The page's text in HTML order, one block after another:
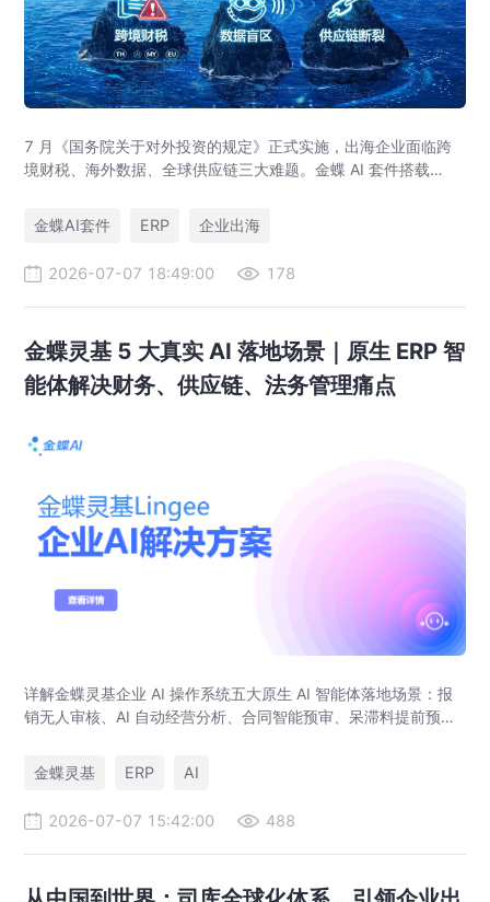
7 月《国务院关于对外投资的规定》正式实施，出海企业面临跨
境财税、海外数据、全球供应链三大难题。金蝶 AI 套件搭载
规、全球 ERP 可视、供应链智能风控，适配东南亚多国本地化经
营。
金蝶AI套件 ERP 企业出海
2026-07-07 18:49:00 178
金蝶灵基 5 大真实 AI 落地场景｜原生 ERP 智
能体解决财务、供应链、法务管理痛点
详解金蝶灵基企业 AI 操作系统五大原生 AI 智能体落地场景：报
销无人审核、AI 自动经营分析、合同智能预审、呆滞料提前预
金蝶灵基
ERP AI
2026-07-07 15:42:00 488